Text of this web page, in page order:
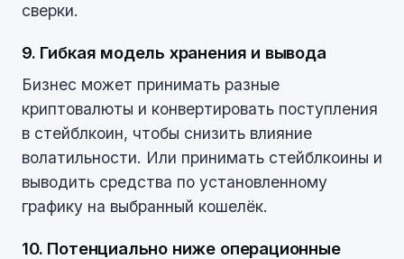
сверки.
9. Гибкая модель хранения и вывода
Бизнес может принимать разные
криптовалюты и конвертировать поступления
в стейблкоин, чтобы снизить влияние
волатильности. Или принимать стейблкоины и
выводить средства по установленному
графику на выбранный кошелёк.
10. Потенциально ниже операционные